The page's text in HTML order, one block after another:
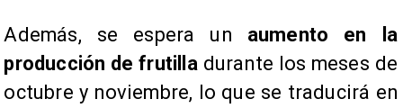
Además, se espera un aumento en la
producción de frutilla durante los meses de
octubre y noviembre, lo que se traducirá en